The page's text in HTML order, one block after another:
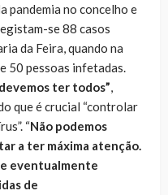
pandemia no concelho e
se 88 casos
da Feira, quando na
50 pessoas infetadas.
ter todos”,
que é crucial “controlar
“Não podemos
a ter máxima atenção.
eventualmente
de